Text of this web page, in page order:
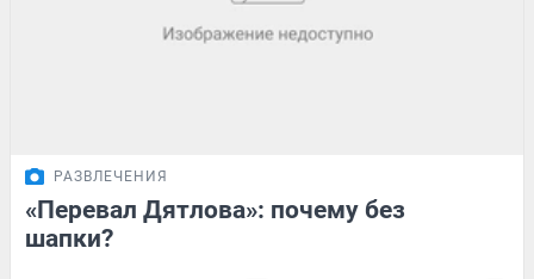
РАЗВЛЕЧЕНИЯ
«Перевал Дятлова»: почему без
шапки?